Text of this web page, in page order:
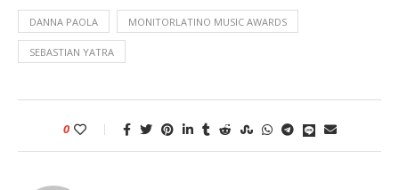
DANNA PAOLA MONITORLATINO MUSIC AWARDS
SEBASTIAN YATRA
0